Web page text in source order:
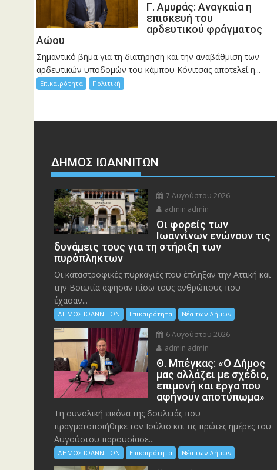
Γ. Αμυράς: Αναγκαία η
επισκευή του
αρδευτικού φράγματος
Αώου
Σημαντικό βήμα για τη διατήρηση και την αναβάθμιση των
αρδευτικών υποδομών του κάμπου Κόνιτσας αποτελεί η...
Επικαιρότητα Πολιτική
ΔΗΜΟΣ ΙΩΑΝΝΙΤΩΝ
7 Αυγούστου 2026
admin admin
Οι φορείς των
Ιωαννίνων ενώνουν τις
δυνάμεις τους για τη στήριξη των
πυρόπληκτων
Οι καταστροφικές πυρκαγιές που έπληξαν την Αττική και
την Bοιωτία άφησαν πίσω τους ανθρώπους που
έχασαν...
ΔΗΜΟΣ ΙΩΑΝΝΙΤΩΝ Επικαιρότητα Νέα των Δήμων
6 Αυγούστου 2026
admin admin
Θ. Μπέγκας: «Ο Δήμος
μας αλλάζει με σχέδιο,
επιμονή και έργα που
αφήνουν αποτύπωμα»
Τη συνολική εικόνα της δουλειάς που
πραγματοποιήθηκε τον Ιούλιο και τις πρώτες ημέρες του
Αυγούστου παρουσίασε...
ΔΗΜΟΣ ΙΩΑΝΝΙΤΩΝ Επικαιρότητα Νέα των Δήμων